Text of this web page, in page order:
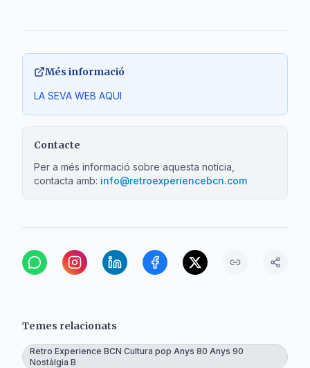
Més informació
LA SEVA WEB AQUI
Contacte
Per a més informació sobre aquesta notícia,
contacta amb: info@retroexperiencebcn.com
Temes relacionats
Retro Experience BCN Cultura pop Anys 80 Anys 90
Nostàlgia B